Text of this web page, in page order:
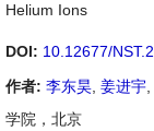
Helium Ions
DOI: 10.12677/
作者: 李东昊 姜进宇
学院，北京